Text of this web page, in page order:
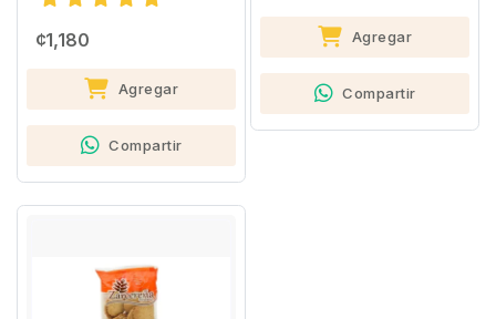
¢1,180
Agregar
Compartir
Agregar
Compartir